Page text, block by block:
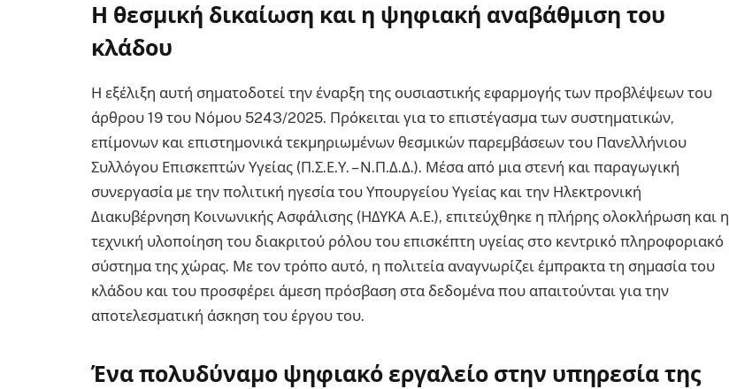
Η θεσμική δικαίωση και η ψηφιακή αναβάθμιση του
κλάδου
Η εξέλιξη αυτή σηματοδοτεί την έναρξη της ουσιαστικής εφαρμογής των προβλέψεων του
άρθρου 19 του Νόμου 5243/2025. Πρόκειται για το επιστέγασμα των συστηματικών,
επίμονων και επιστημονικά τεκμηριωμένων θεσμικών παρεμβάσεων του Πανελλήνιου
Συλλόγου Επισκεπτών Υγείας (Π.Σ.Ε.Υ. – Ν.Π.Δ.Δ.). Μέσα από μια στενή και παραγωγική
συνεργασία με την πολιτική ηγεσία του Υπουργείου Υγείας και την Ηλεκτρονική
Διακυβέρνηση Κοινωνικής Ασφάλισης (ΗΔΥΚΑ Α.Ε.), επιτεύχθηκε η πλήρης ολοκλήρωση και η
τεχνική υλοποίηση του διακριτού ρόλου του επισκέπτη υγείας στο κεντρικό πληροφοριακό
σύστημα της χώρας. Με τον τρόπο αυτό, η πολιτεία αναγνωρίζει έμπρακτα τη σημασία του
κλάδου και του προσφέρει άμεση πρόσβαση στα δεδομένα που απαιτούνται για την
αποτελεσματική άσκηση του έργου του.
Ένα πολυδύναμο ψηφιακό εργαλείο στην υπηρεσία της